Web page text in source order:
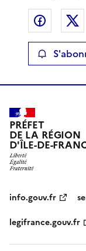
PRÉFET
DE LA RÉGION
D'ÎLE-DE-
info.gouv.fr
legifrance.gouv.fr